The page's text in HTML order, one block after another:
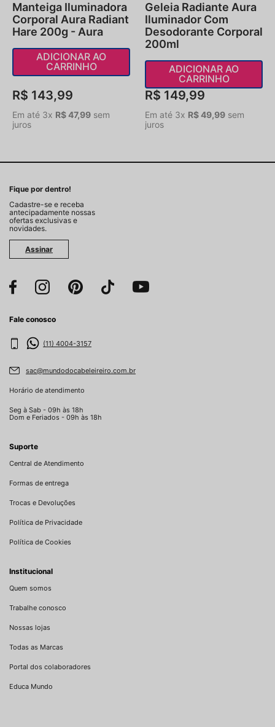
Manteiga Iluminadora
Corporal Aura Radiant
Hare 200g - Aura
ADICIONAR AO
CARRINHO
R$ 143,99
Em até 3x R$47,99 sem
juros
Geleia Radiante Aura
Iluminador Com
Desodorante Corporal
200ml
ADICIONAR AO
CARRINHO
R$ 149,99
Em até 3x R$49,99 sem
juros
Fique por dentro!
Cadastre-se e receba
antecipadamente nossas
ofertas exclusivas e
novidades.
Assinar
Fale conosco
(11) 4004-3157
sac@mundodocabeleireiro.com.br
Horário de atendimento
Seg à Sab - 09h às 18h
Dom e Feriados - 09h às 18h
Suporte
Central de Atendimento
Formas de entrega
Trocas e Devoluções
Política de Privacidade
Política de Cookies
Institucional
Quem somos
Trabalhe conosco
Nossas lojas
Todas as Marcas
Portal dos colaboradores
Educa Mundo